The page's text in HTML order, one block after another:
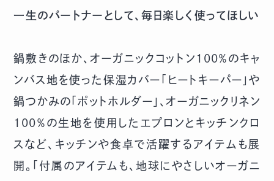
一生のパートナーとして、毎日楽しく使ってほしい
鍋敷きのほか、オーガニックコットン100％のキャ
ンバス地を使った保湿カバー「ヒートキーパー」や
鍋つかみの「ポットホルダー」、オーガニックリネン
100％の生地を使用したエプロンとキッチンクロ
スなど、キッチンや食卓で活躍するアイテムも展
開。「付属のアイテムも、地球にやさしいオーガニ